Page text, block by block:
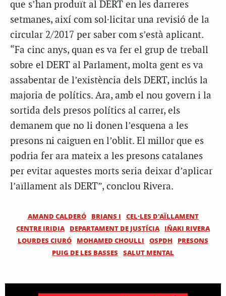
que s’han produït al DERT en les darreres
setmanes, així com sol·licitar una revisió de la
circular 2/2017 per saber com s’està aplicant.
“Fa cinc anys, quan es va fer el grup de treball
sobre el DERT al Parlament, molta gent es va
assabentar de l’existència dels DERT, inclús la
majoria de polítics. Ara, amb el nou govern i la
sortida dels presos polítics al carrer, els
demanem que no li donen l’esquena a les
presons ni caiguen en l’oblit. El millor que es
podria fer ara mateix a les presons catalanes
per evitar aquestes morts seria deixar d’aplicar
l’aïllament als DERT”, conclou Rivera.
AMAND CALDERÓ BRIANS I
CEL·LES D'AÏLLAMENT
CENTRE IRIDIA
DEPARTAMENT DE JUSTÍCIA
IÑAKI RIVERA
LOURDES CIURÓ
MOHAMED CHOULLI OSPDH
PRESONS
PUIG DE LES BASSES
SALUT MENTAL